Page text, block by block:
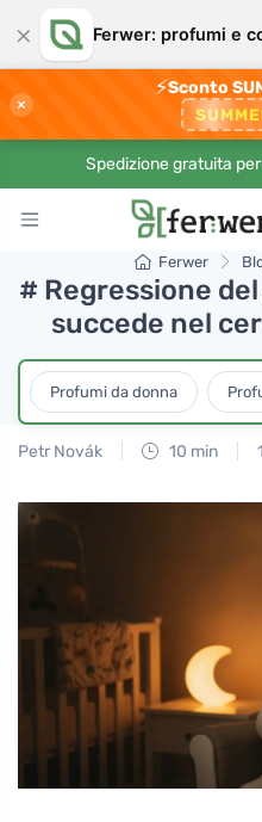
× Ferwer: profumi e
×
⚡Sconto
Spedizione gratuita
Ferwer
# Regressione
succede nel
Profumi da donna
Petr Novák 10 min